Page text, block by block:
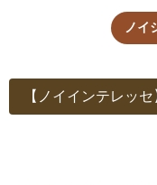
ノイ
【ノイインテレッ